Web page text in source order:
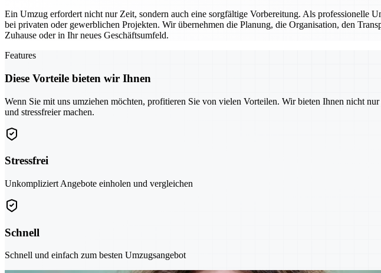
Ein Umzug erfordert nicht nur Zeit, sondern auch eine sorgfältige Vorbereitung. Als professionelle
bei privaten oder gewerblichen Projekten. Wir übernehmen die Planung, die Organisation, den
Zuhause oder in Ihr neues Geschäftsumfeld.
Features
Diese Vorteile bieten wir Ihnen
Wenn Sie mit uns umziehen möchten, profitieren Sie von vielen Vorteilen. Wir bieten Ihnen nicht
und stressfreier machen.
Stressfrei
Unkompliziert Angebote einholen und vergleichen
Schnell
Schnell und einfach zum besten Umzugsangebot